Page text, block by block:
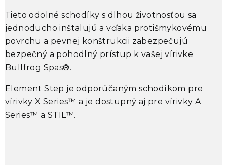
Tieto odolné schodíky s dlhou životnosťou sa
jednoducho inštalujú a vďaka protišmykovému
povrchu a pevnej konštrukcii zabezpečujú
bezpečný a pohodlný prístup k vašej vírivke
Bullfrog Spas®.
Element Step je odporúčaným schodíkom pre
vírivkyX Series™ a je dostupný aj pre vírivky A
Series™ aSTIL™.